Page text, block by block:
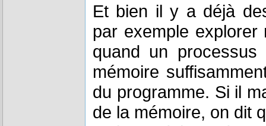
Et bien il y a déjà
par exemple explorer
quand un
mémoire
du programme. Si il
de la mémoire, on dit